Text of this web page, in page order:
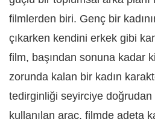
filmlerden biri. Genç bir
çıkarken kendini erkek gibi
film, başından sonuna kadar
zorunda kalan bir kadın
tedirginliği seyirciye
kullanılan araç, filmde adeta